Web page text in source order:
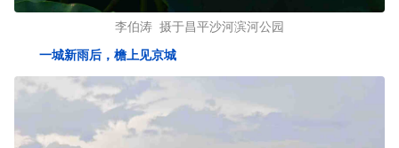
李伯涛 摄于昌平沙河滨河公园
一城新雨后，檐上见京城